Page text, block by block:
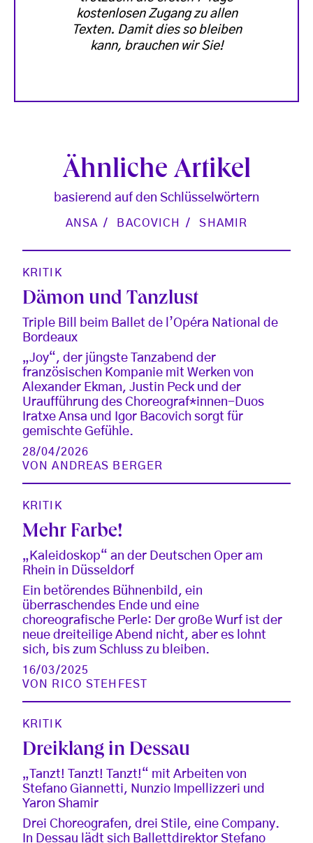
kostenlosen Zugang zu allen
Texten. Damit dies so bleiben
kann, brauchen wir Sie!
Ähnliche Artikel
basierend auf den Schlüsselwörtern
ANSA BACOVICH SHAMIR
KRITIK
Dämon und Tanzlust
Triple Bill beim Ballet de l’Opéra National de
Bordeaux
„Joy“, der jüngste Tanzabend der
französischen Kompanie mit Werken von
Alexander Ekman, Justin Peck und der
Uraufführung des Choreograf*innen-Duos
Iratxe Ansa und Igor Bacovich sorgt für
gemischte Gefühle.
28/04/2026
VONANDREAS BERGER
KRITIK
Mehr Farbe!
„Kaleidoskop“ an der Deutschen Oper am
Rhein in Düsseldorf
Ein betörendes Bühnenbild, ein
überraschendes Ende und eine
choreografische Perle: Der große Wurf ist der
neue dreiteilige Abend nicht, aber es lohnt
sich, bis zum Schluss zu bleiben.
16/03/2025
VON
RICO STEHFEST
KRITIK
Dreiklang in Dessau
„Tanzt! Tanzt! Tanzt!“ mit Arbeiten von
Stefano Giannetti, Nunzio Impellizzeri und
Yaron Shamir
Drei Choreografen, drei Stile, eine Company.
In Dessau lädt sich Ballettdirektor Stefano